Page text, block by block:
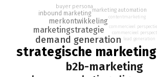
Dit alles maakt de rol van de
de functie boeiender en de commerciële
marketingteam waardevoller voor
strategische marketing
b2b-marketing
demand generation
marketingstrategie
merkontwikkeling
inbound marketing
buyer persona
marketing automation
commercieel
contentmarketing
commercieel
lead generation